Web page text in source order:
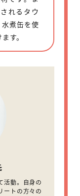
れるタウ
水煮缶を使
す。
活動。自身の
ートの方々の